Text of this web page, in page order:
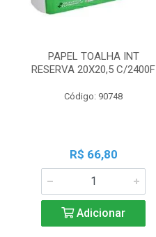
PAPEL TOALHA INT
RESERVA 20X20,5 C/2400F
Código: 90748
R$ 66,80
Adicionar